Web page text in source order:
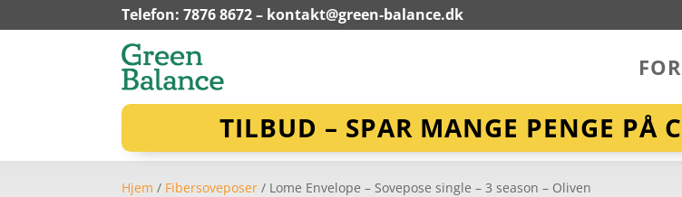
Telefon: 7876 8672 – kontakt@green-balance.dk
TILBUD – SPAR MANGE PENGE PÅ
Hjem / Fibersoveposer / Lome Envelope – Sovepose single – 3 season – Oliven